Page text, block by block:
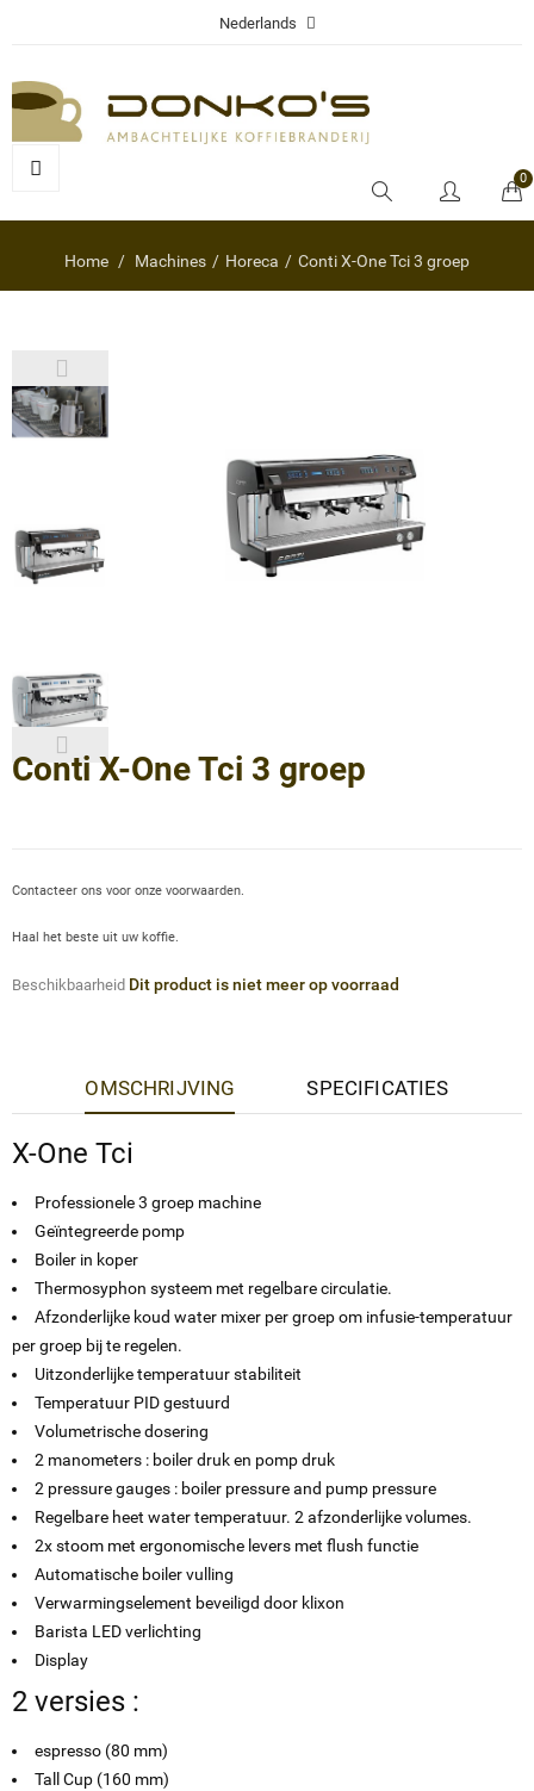
Nederlands
0
Home Machines Horeca Conti X-One Tci 3 groep
Conti X-One Tci 3 groep
Contacteer ons voor onze voorwaarden.
Haal het beste uit uw koffie.
Beschikbaarheid Dit product is niet meer op voorraad
OMSCHRIJVING SPECIFICATIES
X-One Tci
Professionele 3 groep machine
Geïntegreerde pomp
Boiler in koper
Thermosyphon systeem met regelbare circulatie.
Afzonderlijke koud water mixer per groep om infusie-temperatuur
per groep bij te regelen.
Uitzonderlijke temperatuur stabiliteit
Temperatuur PID gestuurd
Volumetrische dosering
2 manometers : boiler druk en pomp druk
2 pressure gauges : boiler pressure and pump pressure
Regelbare heet water temperatuur. 2 afzonderlijke volumes.
2x stoom met ergonomische levers met flush functie
Automatische boiler vulling
Verwarmingselement beveiligd door klixon
Barista LED verlichting
Display
2 versies :
espresso (80 mm)
Tall Cup (160 mm)